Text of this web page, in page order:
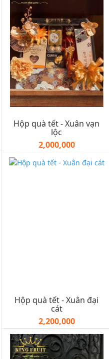
Hộp quà tết - Xuân vạn
lộc
2,000,000
Hộp quà tết - Xuân đại
cát
2,200,000